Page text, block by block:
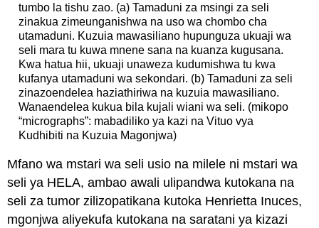
tumbo la tishu zao. (a) Tamaduni za msingi za seli
zinakua zimeunganishwa na uso wa chombo cha
utamaduni. Kuzuia mawasiliano hupunguza ukuaji wa
seli mara tu kuwa mnene sana na kuanza kugusana.
Kwa hatua hii, ukuaji unaweza kudumishwa tu kwa
kufanya utamaduni wa sekondari. (b) Tamaduni za seli
zinazoendelea haziathiriwa na kuzuia mawasiliano.
Wanaendelea kukua bila kujali wiani wa seli. (mikopo
“micrographs”: mabadiliko ya kazi na Vituo vya
Kudhibiti na Kuzuia Magonjwa)
Mfano wa mstari wa seli usio na milele ni mstari wa
seli ya HELA, ambao awali ulipandwa kutokana na
seli za tumor zilizopatikana kutoka Henrietta Inuces,
mgonjwa aliyekufa kutokana na saratani ya kizazi